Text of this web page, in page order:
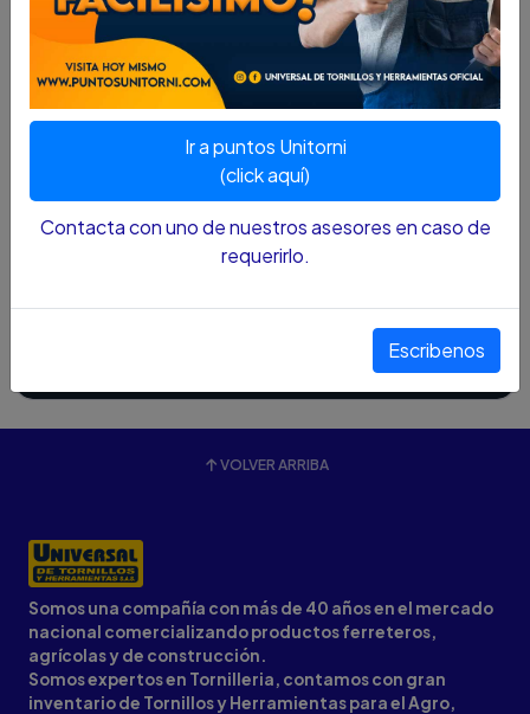
Cotízalo
$0 COP
VOLVER ARRIBA
Somos una compañía con más de 40 años en el mercado
nacional comercializando productos ferreteros,
agrícolas y de construcción.
Somos expertos en Tornilleria, contamos con gran
inventario de Tornillos y Herramientas para el Agro,
Ir a puntos Unitorni
(click aquí)
Contacta con uno de nuestros asesores en caso de
requerirlo.
Escribenos